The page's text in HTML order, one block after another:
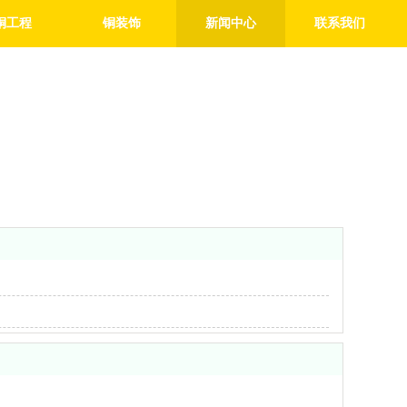
工程 铜装饰 新闻中心 联系我们